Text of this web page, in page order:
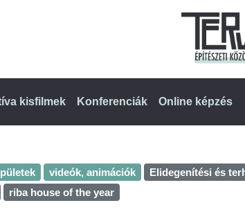
kisfilmek Konferenciák Online képzés
videók, animációk Elidegenítési és
riba house of the year